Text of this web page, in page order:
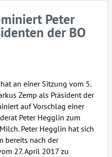
Peter
der BO
an einer Sitzung vom 5.
Zemp als Präsident der
auf Vorschlag einer
Peter Hegglin zum
Peter Hegglin hat sich
bereits nach der
27. April 2017 zu